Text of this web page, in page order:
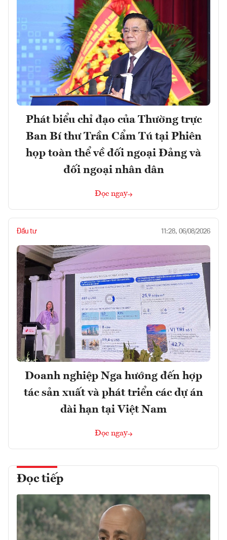
Phát biểu chỉ đạo của Thường trực
Ban Bí thư Trần Cẩm Tú tại Phiên
họp toàn thể về đối ngoại Đảng và
đối ngoại nhân dân
Đọc ngay
Đầu tư 11:28, 06/08/2026
Doanh nghiệp Nga hướng đến hợp
tác sản xuất và phát triển các dự án
dài hạn tại Việt Nam
Đọc ngay
Đọc tiếp